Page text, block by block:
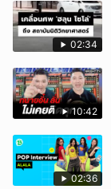
02:34
10:42
02:36